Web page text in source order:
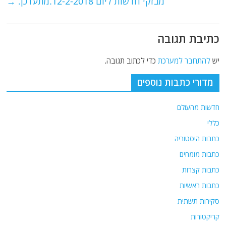
k
כתיבת תגובה
ישלהתחבר למערכת כדי לכתוב תגובה.
מדורי כתבות נוספים
חדשות מהעולם
כללי
כתבות היסטוריה
כתבות מומחים
כתבות קצרות
כתבות ראשיות
סקירות תשתית
קריקטורות